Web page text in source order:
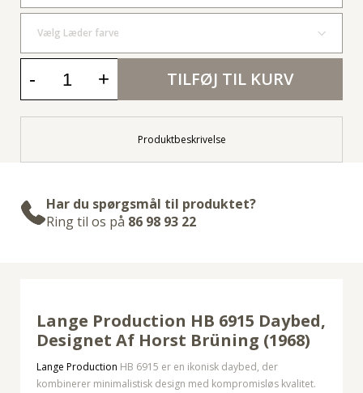
Vælg Læder farve
- + TILFØJ TIL KURV
Produktbeskrivelse
Har du spørgsmål til produktet?
Ring til os på 86 98 93 22
Lange Production HB 6915 Daybed,
Designet Af Horst Brüning (1968)
Lange Production HB 6915 er en ikonisk daybed, der
kombinerer minimalistisk design med kompromisløs kvalitet.